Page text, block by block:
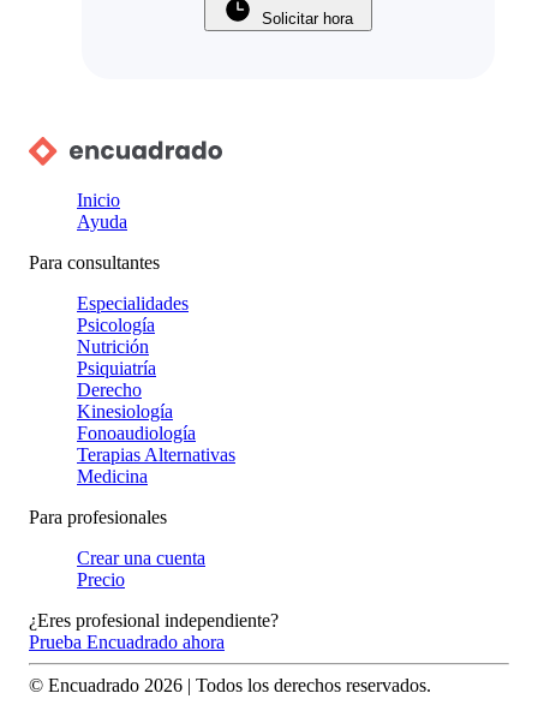
Solicitar hora
Inicio
Ayuda
Para consultantes
Especialidades
Psicología
Nutrición
Psiquiatría
Derecho
Kinesiología
Fonoaudiología
Terapias Alternativas
Medicina
Para profesionales
Crear una cuenta
Precio
¿Eres profesional independiente?
Prueba Encuadrado ahora
© Encuadrado 2026 | Todos los derechos reservados.